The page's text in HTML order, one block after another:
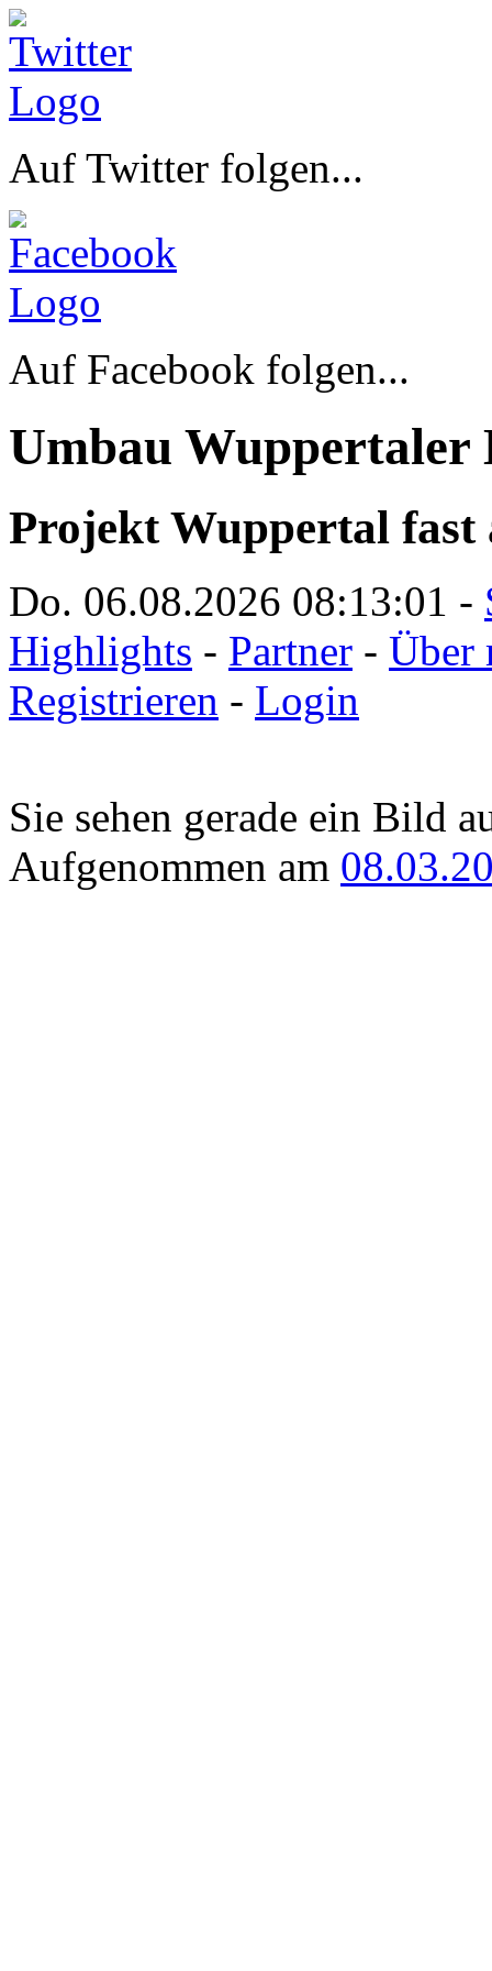
Auf Twitter folgen...
Auf Facebook folgen...
Umbau Wuppertaler
Projekt Wuppertal fast
Do. 06.08.2026 08:13:01 -
Highlights - Partner - Über
Registrieren - Login
Sie sehen gerade ein Bild
Aufgenommen am